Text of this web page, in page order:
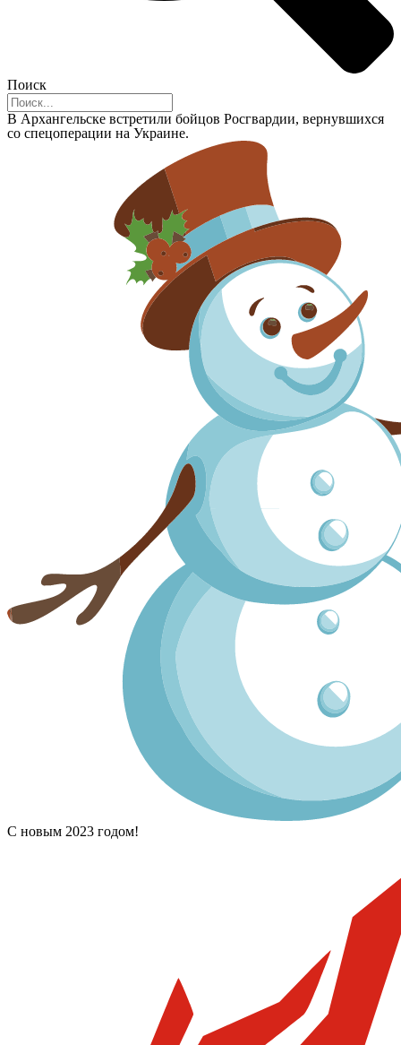
Поиск
В Архангельске встретили бойцов Росгвардии, вернувшихся
со спецоперации на Украине.
С новым 2023 годом!